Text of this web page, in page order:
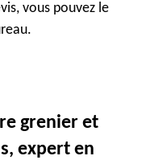
vous pouvez le
grenier et
expert en